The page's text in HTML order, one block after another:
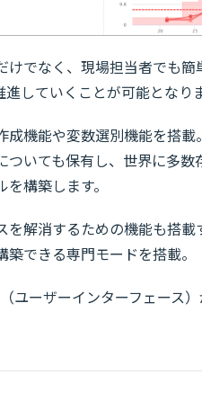
でなく、現場担当者でも
していくことが可能となりま
機能や変数選別機能を搭
いても保有し、世界に多数
構築します。
解消するための機能も搭載
できる専門モードを搭載。
ユーザーインターフェース）